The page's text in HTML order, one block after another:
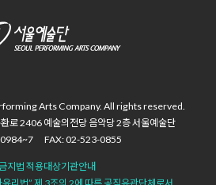
Arts Company. All rights reserved.
환로 2406 예술의전당 음악당 2층 서울예술단
FAX: 02-523-0855
지법 적용대상기관안내